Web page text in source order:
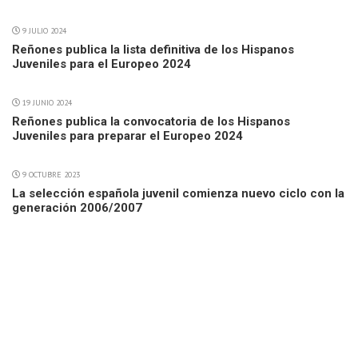
9 JULIO 2024
Reñones publica la lista definitiva de los Hispanos
Juveniles para el Europeo 2024
19 JUNIO 2024
Reñones publica la convocatoria de los Hispanos
Juveniles para preparar el Europeo 2024
9 OCTUBRE 2023
La selección española juvenil comienza nuevo ciclo con la
generación 2006/2007